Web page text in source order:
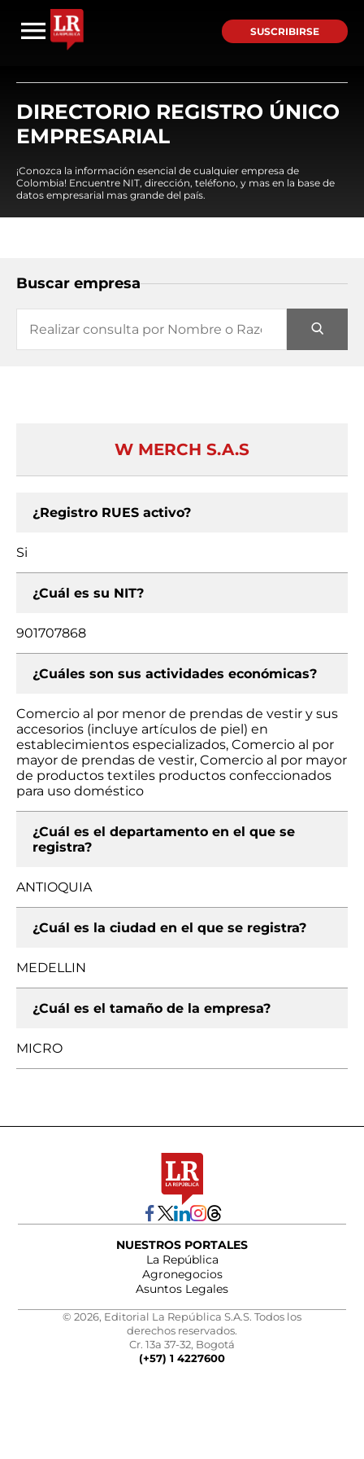
SUSCRIBIRSE
DIRECTORIO REGISTRO ÚNICO
EMPRESARIAL
¡Conozca la información esencial de cualquier empresa de
Colombia! Encuentre NIT, dirección, teléfono, y mas en la base de
datos empresarial mas grande del país.
Buscar empresa
W MERCH S.A.S
¿Registro RUES activo?
Si
¿Cuál es su NIT?
901707868
¿Cuáles son sus actividades económicas?
Comercio al por menor de prendas de vestir y sus
accesorios (incluye artículos de piel) en
establecimientos especializados, Comercio al por
mayor de prendas de vestir, Comercio al por mayor
de productos textiles productos confeccionados
para uso doméstico
¿Cuál es el departamento en el que se
registra?
ANTIOQUIA
¿Cuál es la ciudad en el que se registra?
MEDELLIN
¿Cuál es el tamaño de la empresa?
MICRO
NUESTROS PORTALES
La República
Agronegocios
Asuntos Legales
© 2026, Editorial La República S.A.S. Todos los
derechos reservados.
Cr. 13a 37-32, Bogotá
(+57) 1 4227600